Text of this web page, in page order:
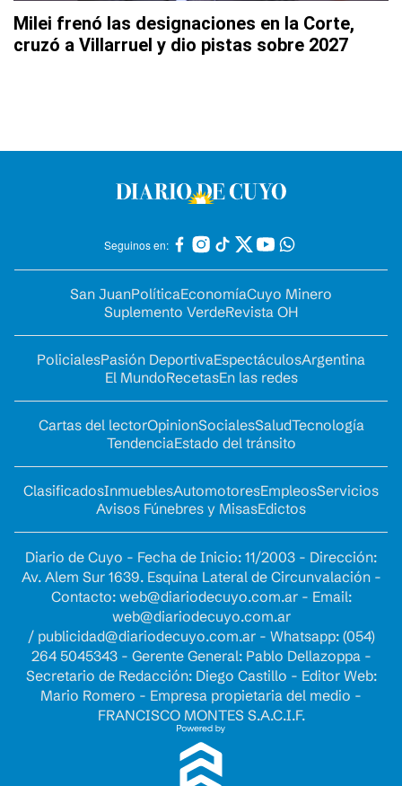
Milei frenó las designaciones en la Corte,
cruzó a Villarruel y dio pistas sobre 2027
Seguinos en:
San JuanPolíticaEconomíaCuyo Minero
Suplemento VerdeRevista OH
PolicialesPasión DeportivaEspectáculosArgentina
El MundoRecetasEn las redes
Cartas del lectorOpinionSocialesSaludTecnología
TendenciaEstado del tránsito
ClasificadosInmueblesAutomotoresEmpleosServicios
Avisos Fúnebres y MisasEdictos
Diario de Cuyo - Fecha de Inicio: 11/2003 - Dirección:
Av. Alem Sur 1639. Esquina Lateral de Circunvalación -
Contacto: web@diariodecuyo.com.ar- Email:
web@diariodecuyo.com.ar
/ publicidad@diariodecuyo.com.ar- Whatsapp: (054)
264 5045343 - Gerente General: Pablo Dellazoppa -
Secretario de Redacción: Diego Castillo - Editor Web:
Mario Romero - Empresa propietaria del medio -
FRANCISCO MONTES S.A.C.I.F.